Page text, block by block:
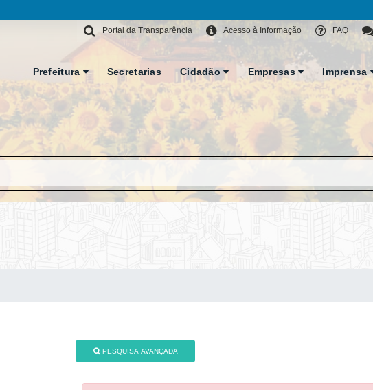
FAQ
Acesso à Informação
Portal da Transparência
Prefeitura Secretarias Cidadão Empresas Imprensa
PESQUISA AVANÇADA